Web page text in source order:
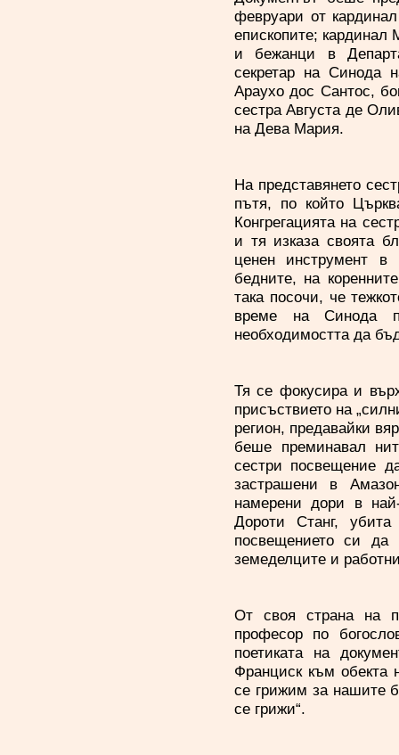
февруари от
епископите; кардинал
и бежанци в
секретар на Синода
Араухо дос Сантос,
сестра Августа де
на Дева Мария.
На представянето
пътя, по който
Конгрегацията на
и тя изказа своята
ценен инструмент
бедните, на
така посочи, че
време на Синода
необходимостта да
Тя се фокусира и
присъствието на
регион, предавайки
беше преминавал
сестри посвещение
застрашени в
намерени дори в
Дороти Станг,
посвещението си да
земеделците и
От своя страна на
професор по
поетиката на
Франциск към обекта
се грижим за нашите
се грижи“.